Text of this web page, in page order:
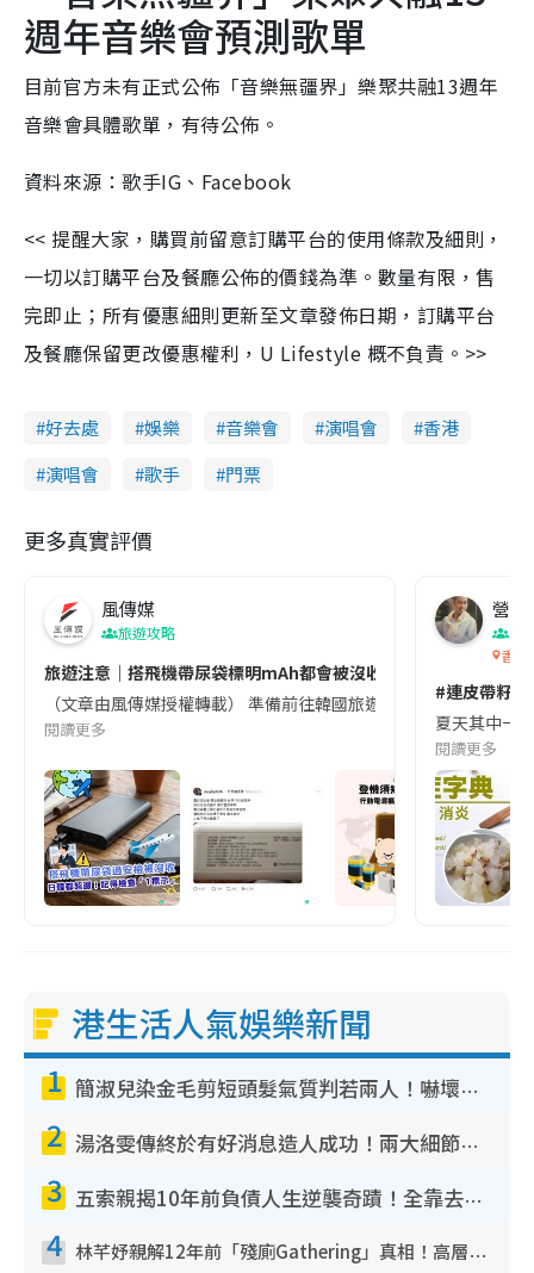
週年音樂會預測歌單
目前官方未有正式公佈「音樂無疆界」樂聚共融13週年
音樂會具體歌單，有待公佈。
資料來源：歌手IG、Facebook
<< 提醒大家，購買前留意訂購平台的使用條款及細則，
一切以訂購平台及餐廳公佈的價錢為準。數量有限，售
完即止；所有優惠細則更新至文章發佈日期，訂購平台
及餐廳保留更改優惠權利，U Lifestyle 概不負責。>>
好去處 娛樂 音樂會 演唱會
香港
演唱會
歌手 門票
更多真實評價
風傳媒
旅遊攻略
旅遊注意｜搭飛機帶尿袋標明mAh都會被沒收😱出發前切記檢查
（文章由風傳媒授權轉載） 準備前往韓國旅遊的民眾，近期要
閱讀更多
營養
香港
#連皮帶籽
夏天其中一
閱讀更多
港生活人氣娛樂新聞
1 簡淑兒染金毛剪短頭髮氣質判若兩人！嚇壞老公麥大力都認唔出：「你做咩事？」
2 湯洛雯傳終於有好消息造人成功！兩大細節曝孕味極濃惹猜測：大肚婆先會咁！
3 五索親揭10年前負債人生逆襲奇蹟！全靠去一地方轉運後即遇上馬先生
4 林芊妤親解12年前「殘廁Gathering」真相！高層解約一句話重創尊嚴至今拒返TVB